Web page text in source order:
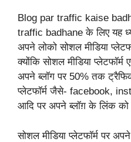
Blog par traffic kaise
traffic badhane के लिए यह
अपने लोको सोशल मीडिया
क्योंकि सोशल मीडिया
अपने ब्लॉग पर 50% तक
प्लेटफॉर्म जैसे- facebook,
आदि पर अपने ब्लॉग़ के लिंक
सोशल मीडिया प्लेटफॉर्म पर